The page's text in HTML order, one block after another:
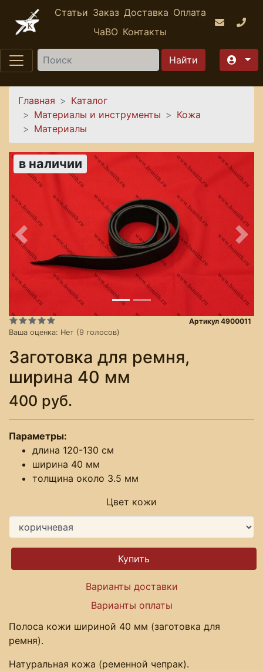
Перейти к основному содержанию
Статьи Заказ Доставка Оплата
ЧаВО Контакты
Найти
Вы здесь
Главная
Каталог
Материалы и инструменты
Кожа
Материалы
в наличии
Предыдущее
Ваша оценка: Нет (9 голосов)
Артикул 4900011
Заготовка для ремня,
ширина 40 мм
400 руб.
Параметры:
длина 120-130 см
ширина 40 мм
толщина около 3.5 мм
Цвет кожи
Варианты доставки
Варианты оплаты
Полоса кожи шириной 40 мм (заготовка для
ремня).
Натуральная кожа (ременной чепрак).